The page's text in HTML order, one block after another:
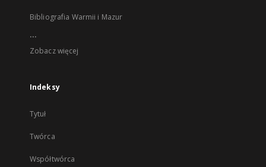
Bibliografia Warmii i Mazur
...
Zobacz więcej
Indeksy
Tytuł
Twórca
Współtwórca